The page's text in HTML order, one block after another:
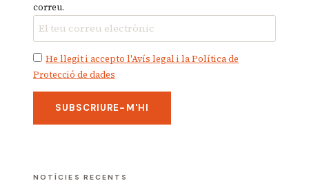
correu.
He llegit i accepto l'Avís legal i la Política de
Protecció de dades
NOTÍCIES RECENTS